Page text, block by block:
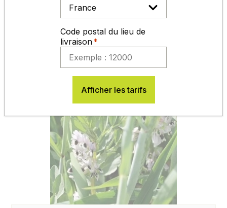
Méteil grain GEOBIO BF AB non traité
Code postal du lieu de
livraison
Afficher les tarifs